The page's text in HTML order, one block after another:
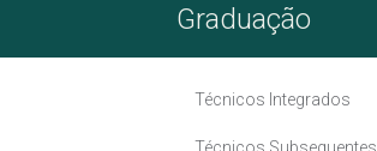
Graduação
Técnicos Integrados